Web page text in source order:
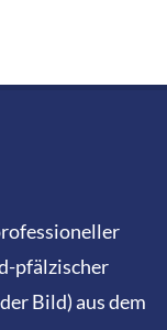
pfälzischer
Bild) aus dem